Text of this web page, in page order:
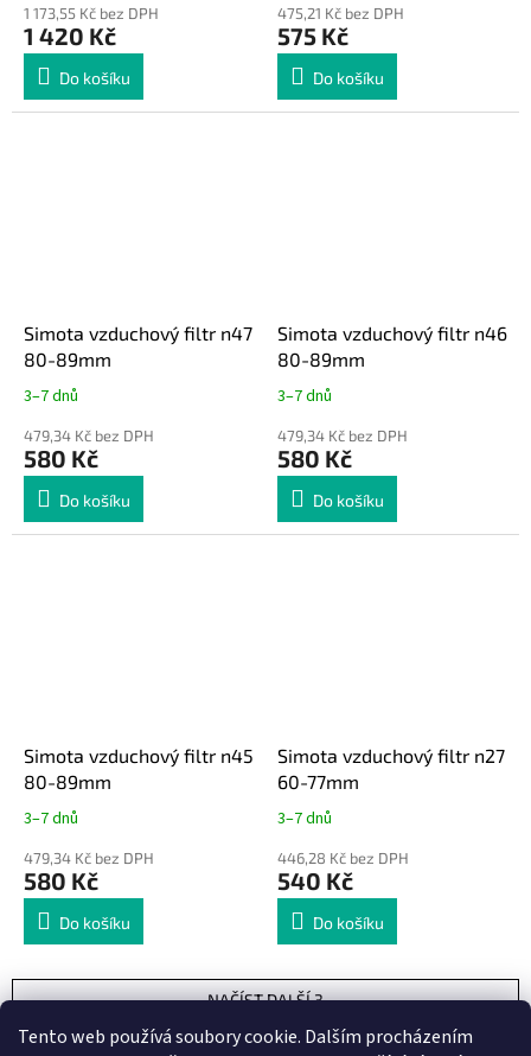
Tento web používá soubory cookie. Dalším procházením
1 173,55 Kč bez DPH
1 420 Kč
Do košíku
475,21 Kč bez DPH
575 Kč
Do košíku
Simota vzduchový filtr n47
80-89mm
3–7 dnů
479,34 Kč bez DPH
580 Kč
Do košíku
Simota vzduchový filtr n46
80-89mm
3–7 dnů
479,34 Kč bez DPH
580 Kč
Do košíku
Simota vzduchový filtr n45
80-89mm
3–7 dnů
479,34 Kč bez DPH
580 Kč
Do košíku
Simota vzduchový filtr n27
60-77mm
3–7 dnů
446,28 Kč bez DPH
540 Kč
Do košíku
NAČÍST DALŠÍ 3
S
t
1 2